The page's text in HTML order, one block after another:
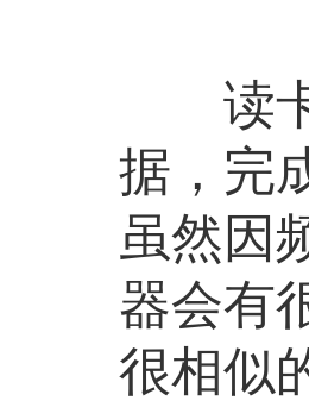
读卡
据，完
虽然因
器会有
很相似